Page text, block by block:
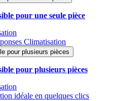
pour une seule pièce
Climatisation
pour plusieurs pièces
pour plusieurs pièces
idéale en quelques clics